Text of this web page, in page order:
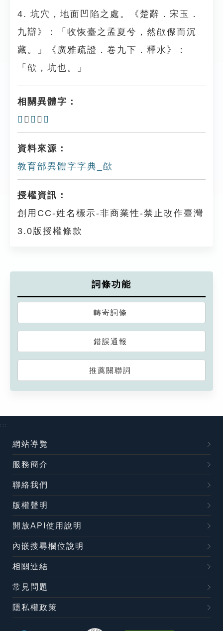
4. 坑穴，地面凹陷之處。《楚辭．宋玉．
九辯》：「收恢臺之孟夏兮，然欿傺而沉
藏。」《廣雅疏證．卷九下．釋水》：
「欿，坑也。」
相關異體字：
𣢌 、 𣣻 、 𣤉
資料來源：
教育部異體字字典_欿
授權資訊：
創用CC-姓名標示-非商業性-禁止改作臺灣
3.0版授權條款
詞條功能
轉寄詞條
錯誤通報
推薦關聯詞
:::
網站導覽
服務簡介
聯絡我們
版權聲明
開放API使用說明
內嵌搜尋欄位說明
相關連結
常見問題
隱私權政策